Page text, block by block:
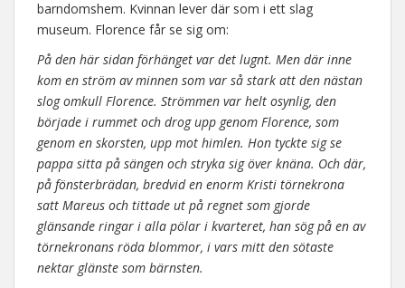
barndomshem. Kvinnan lever där som i ett slag
museum. Florence får se sig om:
På den här sidan förhänget var det lugnt. Men där inne
kom en ström av minnen som var så stark att den nästan
slog omkull Florence. Strömmen var helt osynlig, den
började i rummet och drog upp genom Florence, som
genom en skorsten, upp mot himlen. Hon tyckte sig se
pappa sitta på sängen och stryka sig över knäna. Och där,
på fönsterbrädan, bredvid en enorm Kristi törnekrona
satt Mareus och tittade ut på regnet som gjorde
glänsande ringar i alla pölar i kvarteret, han sög på en av
törnekronans röda blommor, i vars mitt den sötaste
nektar glänste som bärnsten.